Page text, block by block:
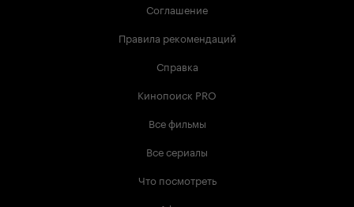
Соглашение
Правила рекомендаций
Справка
Кинопоиск PRO
Все фильмы
Все сериалы
Что посмотреть